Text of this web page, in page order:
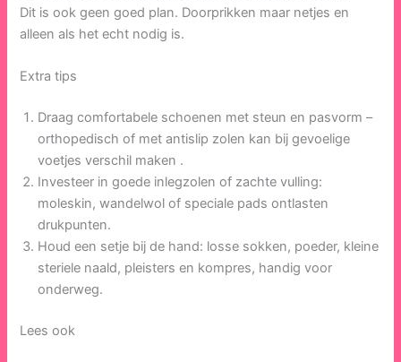
Dit is ook geen goed plan. Doorprikken maar netjes en
alleen als het echt nodig is.
Extra tips
Draag comfortabele schoenen met steun en pasvorm –
orthopedisch of met antislip zolen kan bij gevoelige
voetjes verschil maken .
Investeer in goede inlegzolen of zachte vulling:
moleskin, wandelwol of speciale pads ontlasten
drukpunten.
Houd een setje bij de hand: losse sokken, poeder, kleine
steriele naald, pleisters en kompres, handig voor
onderweg.
Lees ook